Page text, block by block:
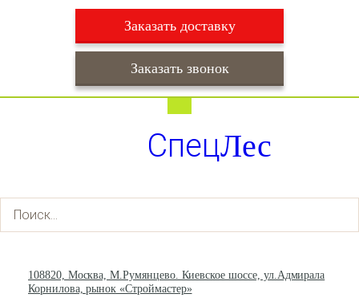
Заказать доставку
Заказать звонок
+7 (495) 003-36-93
СпецЛес
108820, Москва, М.Румянцево. Киевское шоссе, ул.Адмирала
Корнилова, рынок «Строймастер»